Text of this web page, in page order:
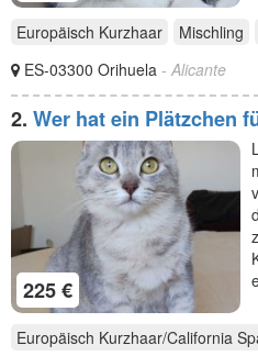
Europäisch Kurzhaar Mischling
ES-03300 Orihuela - Alicante
2. Wer hat ein Plätzchen
Pila? Eilt sehr!
225 €
Europäisch Kurzhaar/California